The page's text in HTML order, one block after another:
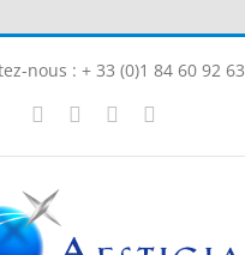
nous : + 33 (0)1 84 60 92 63
LinkedInInstagram